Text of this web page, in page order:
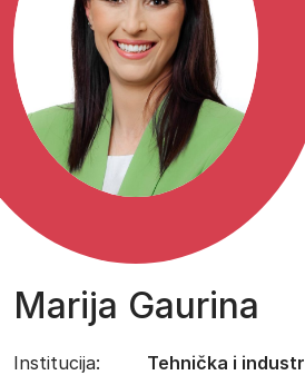
Marija Gaurina
Institucija:
Tehnička i